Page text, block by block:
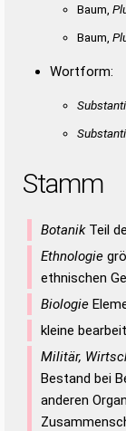
Baum,
Baum,
Wortform:
Stamm
BotanikTeil
Ethnologie
ethnischen
Biologie
kleine
Militär,
Bestand bei
anderen